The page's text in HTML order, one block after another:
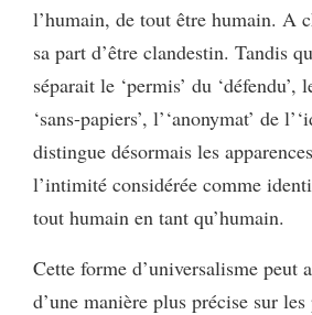
l’humain, de tout être humain. A
sa part d’être clandestin. Tandis
séparait le ‘permis’ du ‘défendu’,
‘sans-papiers’, l’‘anonymat’ de
distingue désormais les
l’intimité considérée comme
tout humain en tant qu’humain.
Cette forme d’universalisme peut
d’une manière plus précise sur les